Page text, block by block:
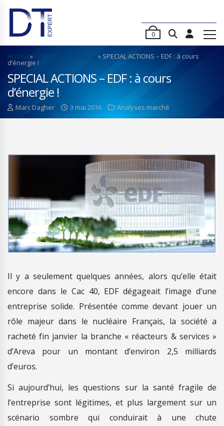
0
Accueil »Analyses de marché » SPECIAL ACTIONS – EDF : à cours
d’énergie !
SPECIAL ACTIONS – EDF : à cours
d’énergie !
Marc Dagher 3 mai 2016 Analyses marché
Il y a seulement quelques années, alors qu’elle était
encore dans le Cac 40, EDF dégageait l’image d’une
entreprise solide. Présentée comme devant jouer un
rôle majeur dans le nucléaire Français, la société a
racheté fin janvier la branche « réacteurs & services »
d’Areva pour un montant d’environ 2,5 milliards
d’euros.
Si aujourd’hui, les questions sur la santé fragile de
l’entreprise sont légitimes, et plus largement sur un
scénario sombre qui conduirait à une chute